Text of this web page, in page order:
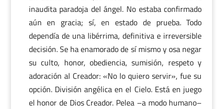
inaudita paradoja del ángel. No estaba confirmado
aún en gracia; sí, en estado de prueba. Todo
dependía de una libérrima, definitiva e irreversible
decisión. Se ha enamorado de sí mismo y osa negar
su culto, honor, obediencia, sumisión, respeto y
adoración al Creador: «No lo quiero servir», fue su
opción. División angélica en el Cielo. Está en juego
el honor de Dios Creador. Pelea –a modo humano–